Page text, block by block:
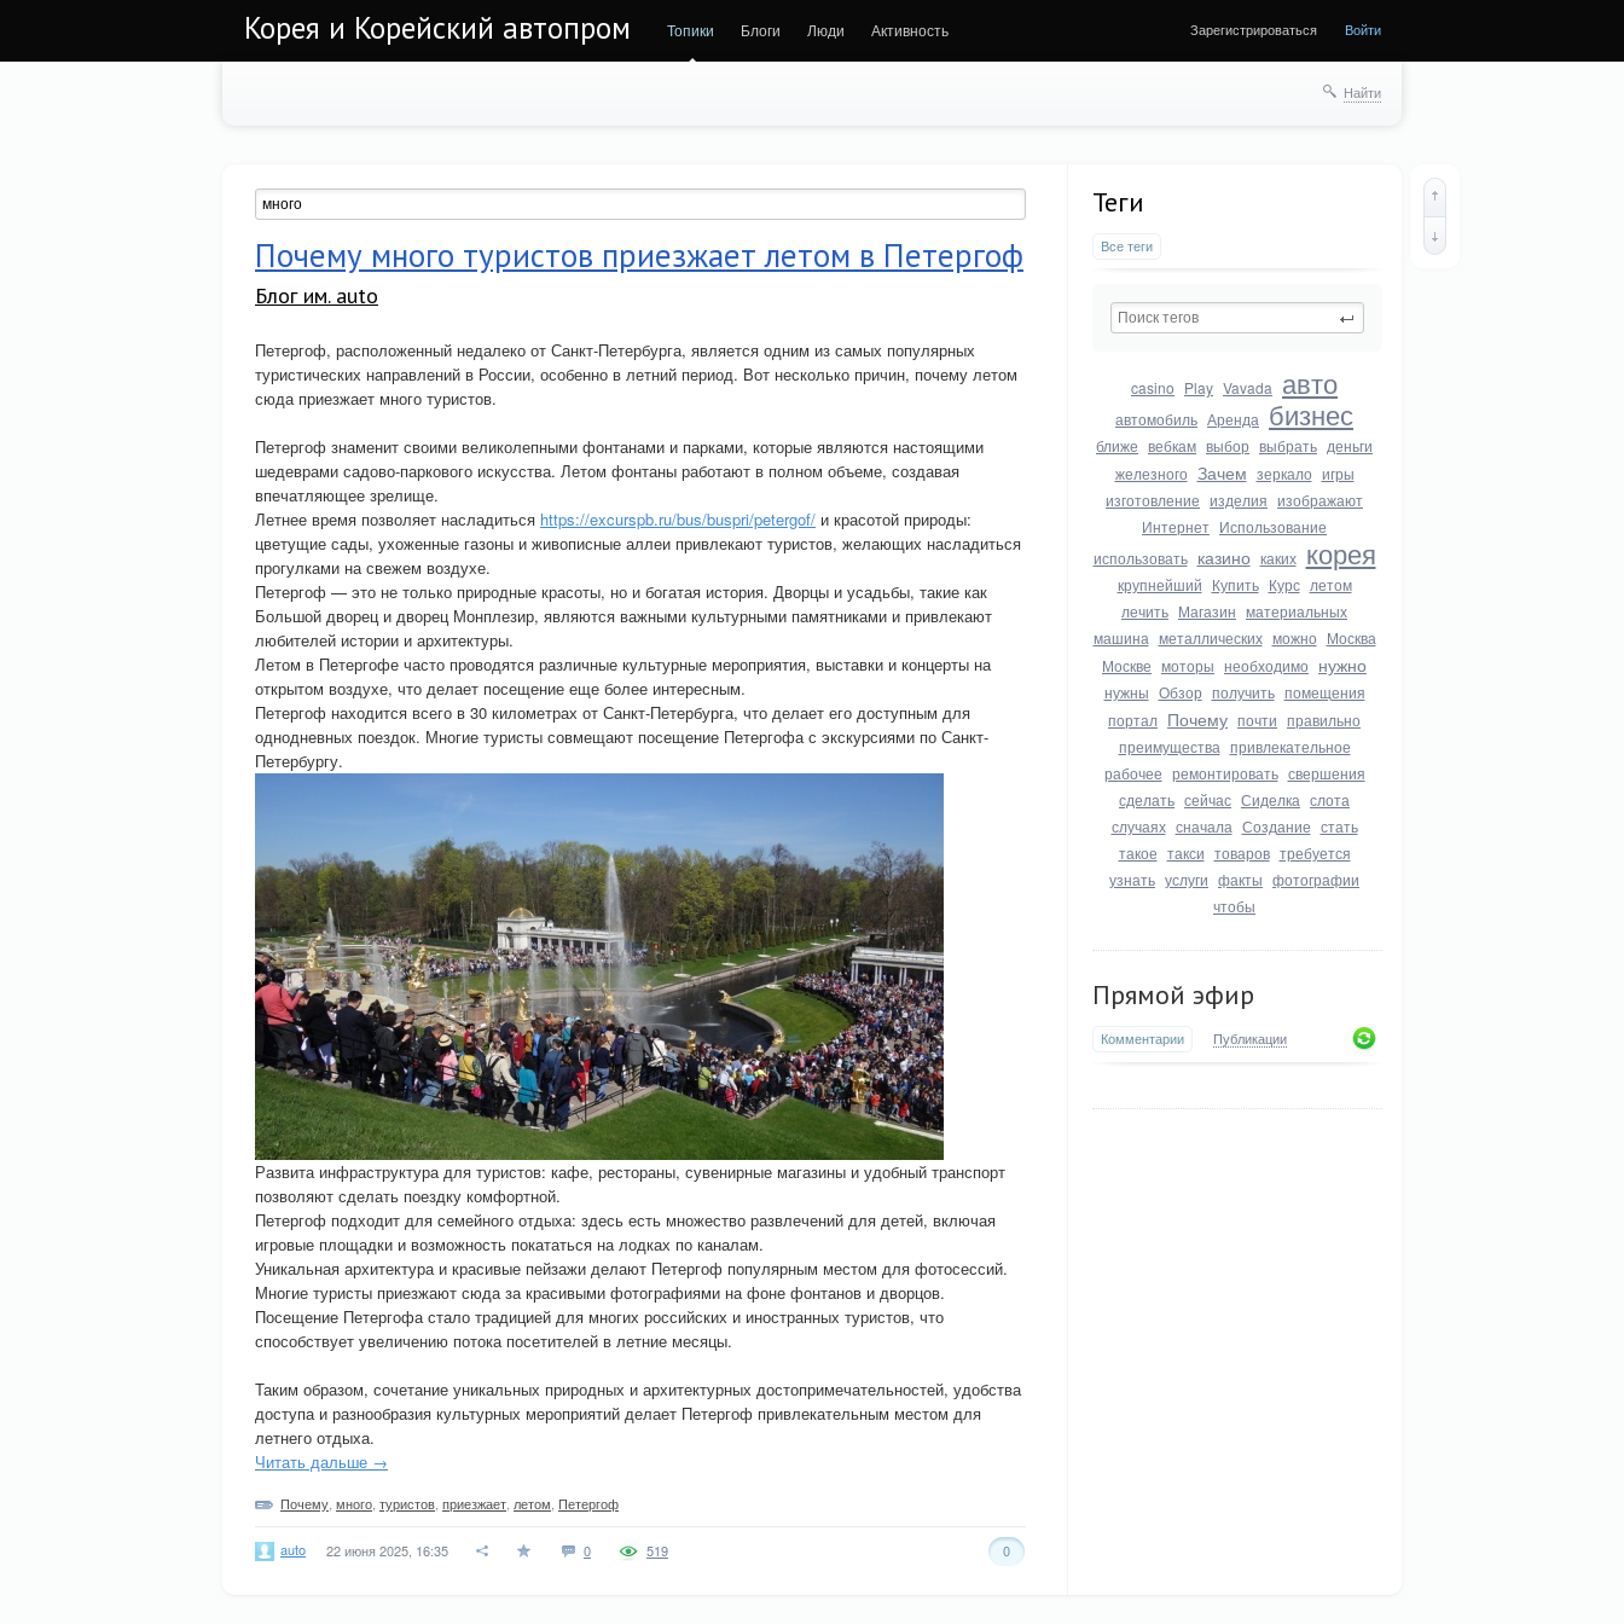
Корея и Корейский автопром Топики Блоги Люди Активность Зарегистрироваться Войти
Найти
Теги
Все теги
casino Play Vavada авто
автомобиль Аренда бизнес
ближе вебкам выбор выбрать деньги
железного Зачем зеркало игры
изготовление изделия изображают
Интернет Использование
использовать казино каких корея
крупнейший Купить Курс летом
лечить Магазин материальных
машина металлических можно Москва
Москве моторы необходимо нужно
нужны Обзор получить помещения
портал Почему почти правильно
преимущества привлекательное
рабочее ремонтировать свершения
сделать сейчас Сиделка слота
случаях сначала Создание стать
такое такси товаров требуется
узнать услуги факты фотографии
чтобы
Прямой эфир
Комментарии Публикации
Почему много туристов приезжает летом в Петергоф
Блог им. auto
Петергоф, расположенный недалеко от Санкт-Петербурга, является одним из самых популярных
туристических направлений в России, особенно в летний период. Вот несколько причин, почему летом
сюда приезжает много туристов.
Петергоф знаменит своими великолепными фонтанами и парками, которые являются настоящими
шедеврами садово-паркового искусства. Летом фонтаны работают в полном объеме, создавая
впечатляющее зрелище.
Летнее время позволяет насладиться https://excurspb.ru/bus/buspri/petergof/ и красотой природы:
цветущие сады, ухоженные газоны и живописные аллеи привлекают туристов, желающих насладиться
прогулками на свежем воздухе.
Петергоф — это не только природные красоты, но и богатая история. Дворцы и усадьбы, такие как
Большой дворец и дворец Монплезир, являются важными культурными памятниками и привлекают
любителей истории и архитектуры.
Летом в Петергофе часто проводятся различные культурные мероприятия, выставки и концерты на
открытом воздухе, что делает посещение еще более интересным.
Петергоф находится всего в 30 километрах от Санкт-Петербурга, что делает его доступным для
однодневных поездок. Многие туристы совмещают посещение Петергофа с экскурсиями по Санкт-
Петербургу.
Развита инфраструктура для туристов: кафе, рестораны, сувенирные магазины и удобный транспорт
позволяют сделать поездку комфортной.
Петергоф подходит для семейного отдыха: здесь есть множество развлечений для детей, включая
игровые площадки и возможность покататься на лодках по каналам.
Уникальная архитектура и красивые пейзажи делают Петергоф популярным местом для фотосессий.
Многие туристы приезжают сюда за красивыми фотографиями на фоне фонтанов и дворцов.
Посещение Петергофа стало традицией для многих российских и иностранных туристов, что
способствует увеличению потока посетителей в летние месяцы.
Таким образом, сочетание уникальных природных и архитектурных достопримечательностей, удобства
доступа и разнообразия культурных мероприятий делает Петергоф привлекательным местом для
летнего отдыха.
Читать дальше →
Почему много туристов приезжает летом Петергоф
auto 22 июня 2025, 16:35 0 0
519